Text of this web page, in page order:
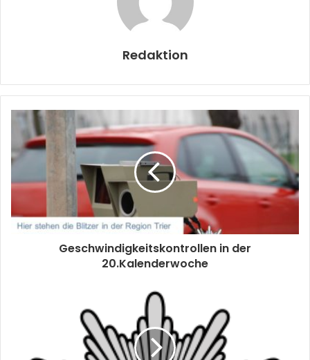
Redaktion
Geschwindigkeitskontrollen in der
20.Kalenderwoche